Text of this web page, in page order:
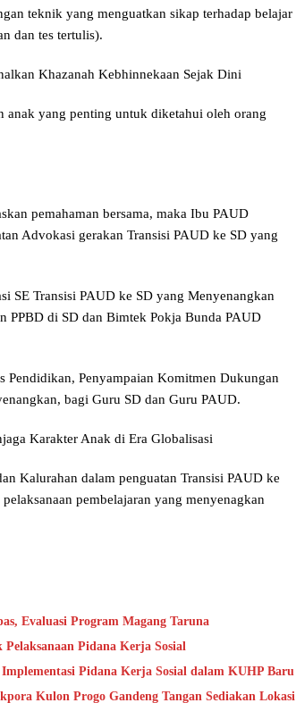
teknik yang menguatkan sikap terhadap belajar
dan tes tertulis).
Khazanah Kebhinnekaan Sejak Dini
anak yang penting untuk diketahui oleh orang
pemahaman bersama, maka Ibu PAUD
Advokasi gerakan Transisi PAUD ke SD yang
SE Transisi PAUD ke SD yang Menyenangkan
PPBD di SD dan Bimtek Pokja Bunda PAUD
Pendidikan, Penyampaian Komitmen Dukungan
bagi Guru SD dan Guru PAUD.
Karakter Anak di Era Globalisasi
Kalurahan dalam penguatan Transisi PAUD ke
pembelajaran yang menyenagkan
Evaluasi Program Magang Taruna
Pidana Kerja Sosial
Pidana Kerja Sosial dalam KUHP Baru
Kulon Progo Gandeng Tangan Sediakan Lokasi